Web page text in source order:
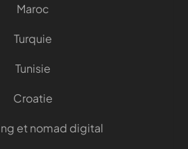
Maroc
Turquie
Tunisie
Croatie
et nomad digital